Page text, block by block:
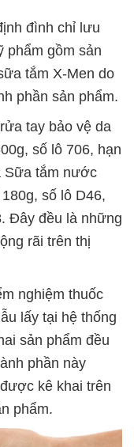
đình chỉ lưu
phẩm gồm sản
tắm X-Men do
phần sản phẩm.
tay bảo vệ da
số lô 706, hạn
Sữa tắm nước
số lô D46,
Đây đều là những
rãi trên thị
nghiệm thuốc
lấy tại hệ thống
sản phẩm đều
phần này
kê khai trên
phẩm.